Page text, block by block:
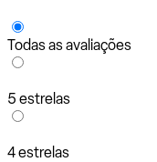
Todas as avaliações
5 estrelas
4 estrelas